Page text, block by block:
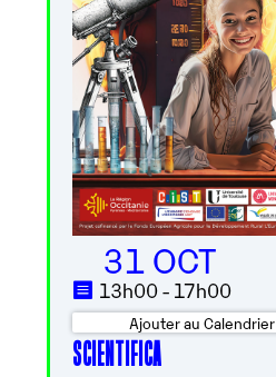
31 OCT
13h00 - 17h00
Ajouter au Calendrier
Télécharger ICS
SCIENTIFICA